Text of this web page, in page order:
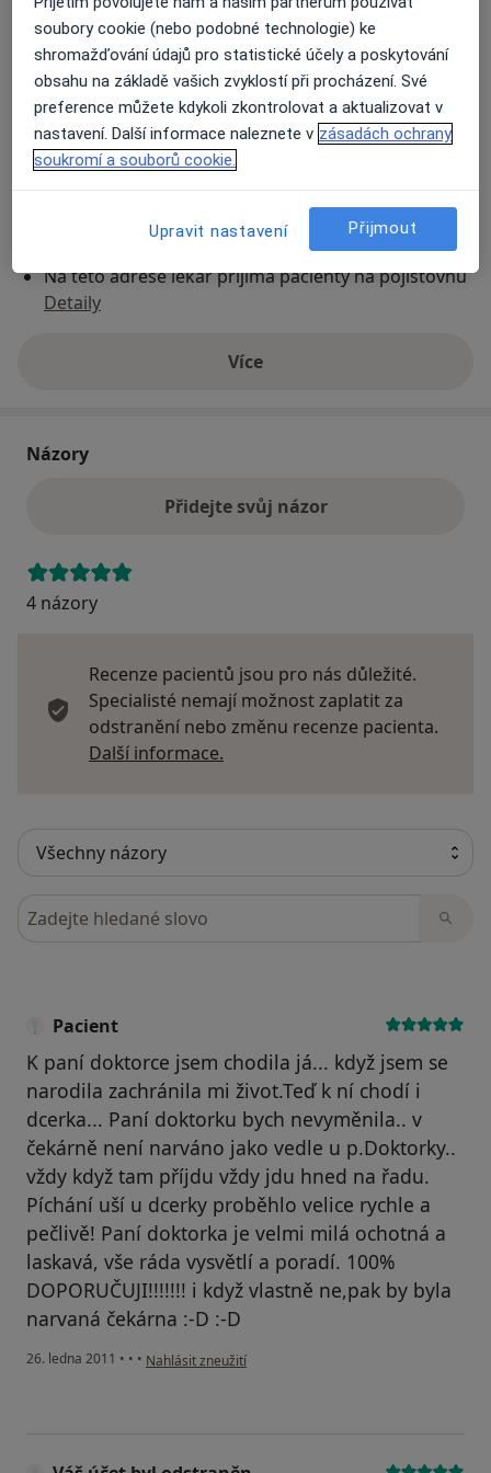
41301
Přiblížit mapuse otevře v nové záložce
Dostupnost
Na této adrese online kalendář není aktivní
Způsoby platby (soukromé návštěvy)
Na teto adrese lékař přijímá pacienty na pojišťovnu
Detaily
Víceo adrese
Názory
Přidejte svůj názor
4 názory
Recenze pacientů jsou pro nás důležité.
Specialisté nemají možnost zaplatit za
odstranění nebo změnu recenze pacienta.
Další informace.
Hledejte v názorech
Pacient
K paní doktorce jsem chodila já... když jsem se
narodila zachránila mi život.Teď k ní chodí i
dcerka... Paní doktorku bych nevyměnila.. v
čekárně není narváno jako vedle u p.Doktorky..
vždy když tam příjdu vždy jdu hned na řadu.
Píchání uší u dcerky proběhlo velice rychle a
pečlivě! Paní doktorka je velmi milá ochotná a
laskavá, vše ráda vysvětlí a poradí. 100%
DOPORUČUJI!!!!!!! i když vlastně ne,pak by byla
narvaná čekárna :-D :-D
26. ledna 2011 • • • podle názoru uživatele Pacient
Nahlásit zneužití
soubory cookie (nebo podobné technologie) ke
shromažďování údajů pro statistické účely a poskytování
obsahu na základě vašich zvyklostí při procházení. Své
preference můžete kdykoli zkontrolovat a aktualizovat v
nastavení. Další informace naleznete v zásadách ochrany
soukromí a souborů cookie.
Upravit nastavení Přijmout